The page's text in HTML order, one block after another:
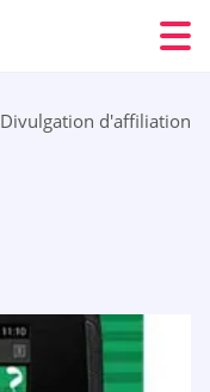
Divulgation d'affiliation